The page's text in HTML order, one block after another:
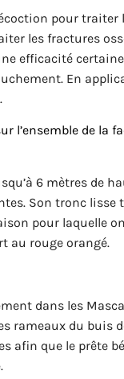
pour traiter
les fractures
efficacité
En
l’ensemble de la
6 mètres de
Son tronc lisse
pour laquelle on
au rouge orangé.
dans les
rameaux du buis
afin que le prête